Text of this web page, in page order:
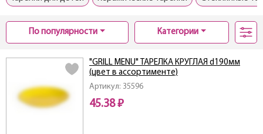
По популярности Категории
Артикул: 35596
"GRILL MENU" ТАРЕЛКА КРУГЛАЯ d190мм
(цвет в ассортименте)
45.38 ₽